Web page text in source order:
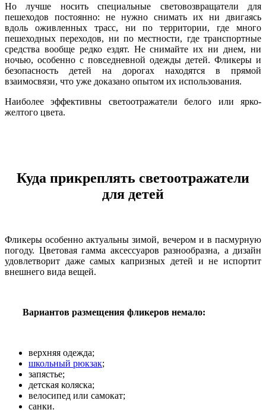
Но лучше носить специальные световозвращатели для
пешеходов постоянно: не нужно снимать их ни двигаясь
вдоль оживленных трасс, ни по территории, где много
пешеходных переходов, ни по местности, где транспортные
средства вообще редко ездят. Не снимайте их ни днем, ни
ночью, особенно с повседневной одежды детей. Фликеры и
безопасность детей на дорогах находятся в прямой
взаимосвязи, что уже доказано опытом их использования.
Наиболее эффективны светоотражатели белого или ярко-
желтого цвета.
Куда прикреплять светоотражатели
для детей
Фликеры особенно актуальны зимой, вечером и в пасмурную
погоду. Цветовая гамма аксессуаров разнообразна, а дизайн
удовлетворит даже самых капризных детей и не испортит
внешнего вида вещей.
Вариантов размещения фликеров немало:
верхняя одежда;
школьный рюкзак;
запястье;
детская коляска;
велосипед или самокат;
санки.